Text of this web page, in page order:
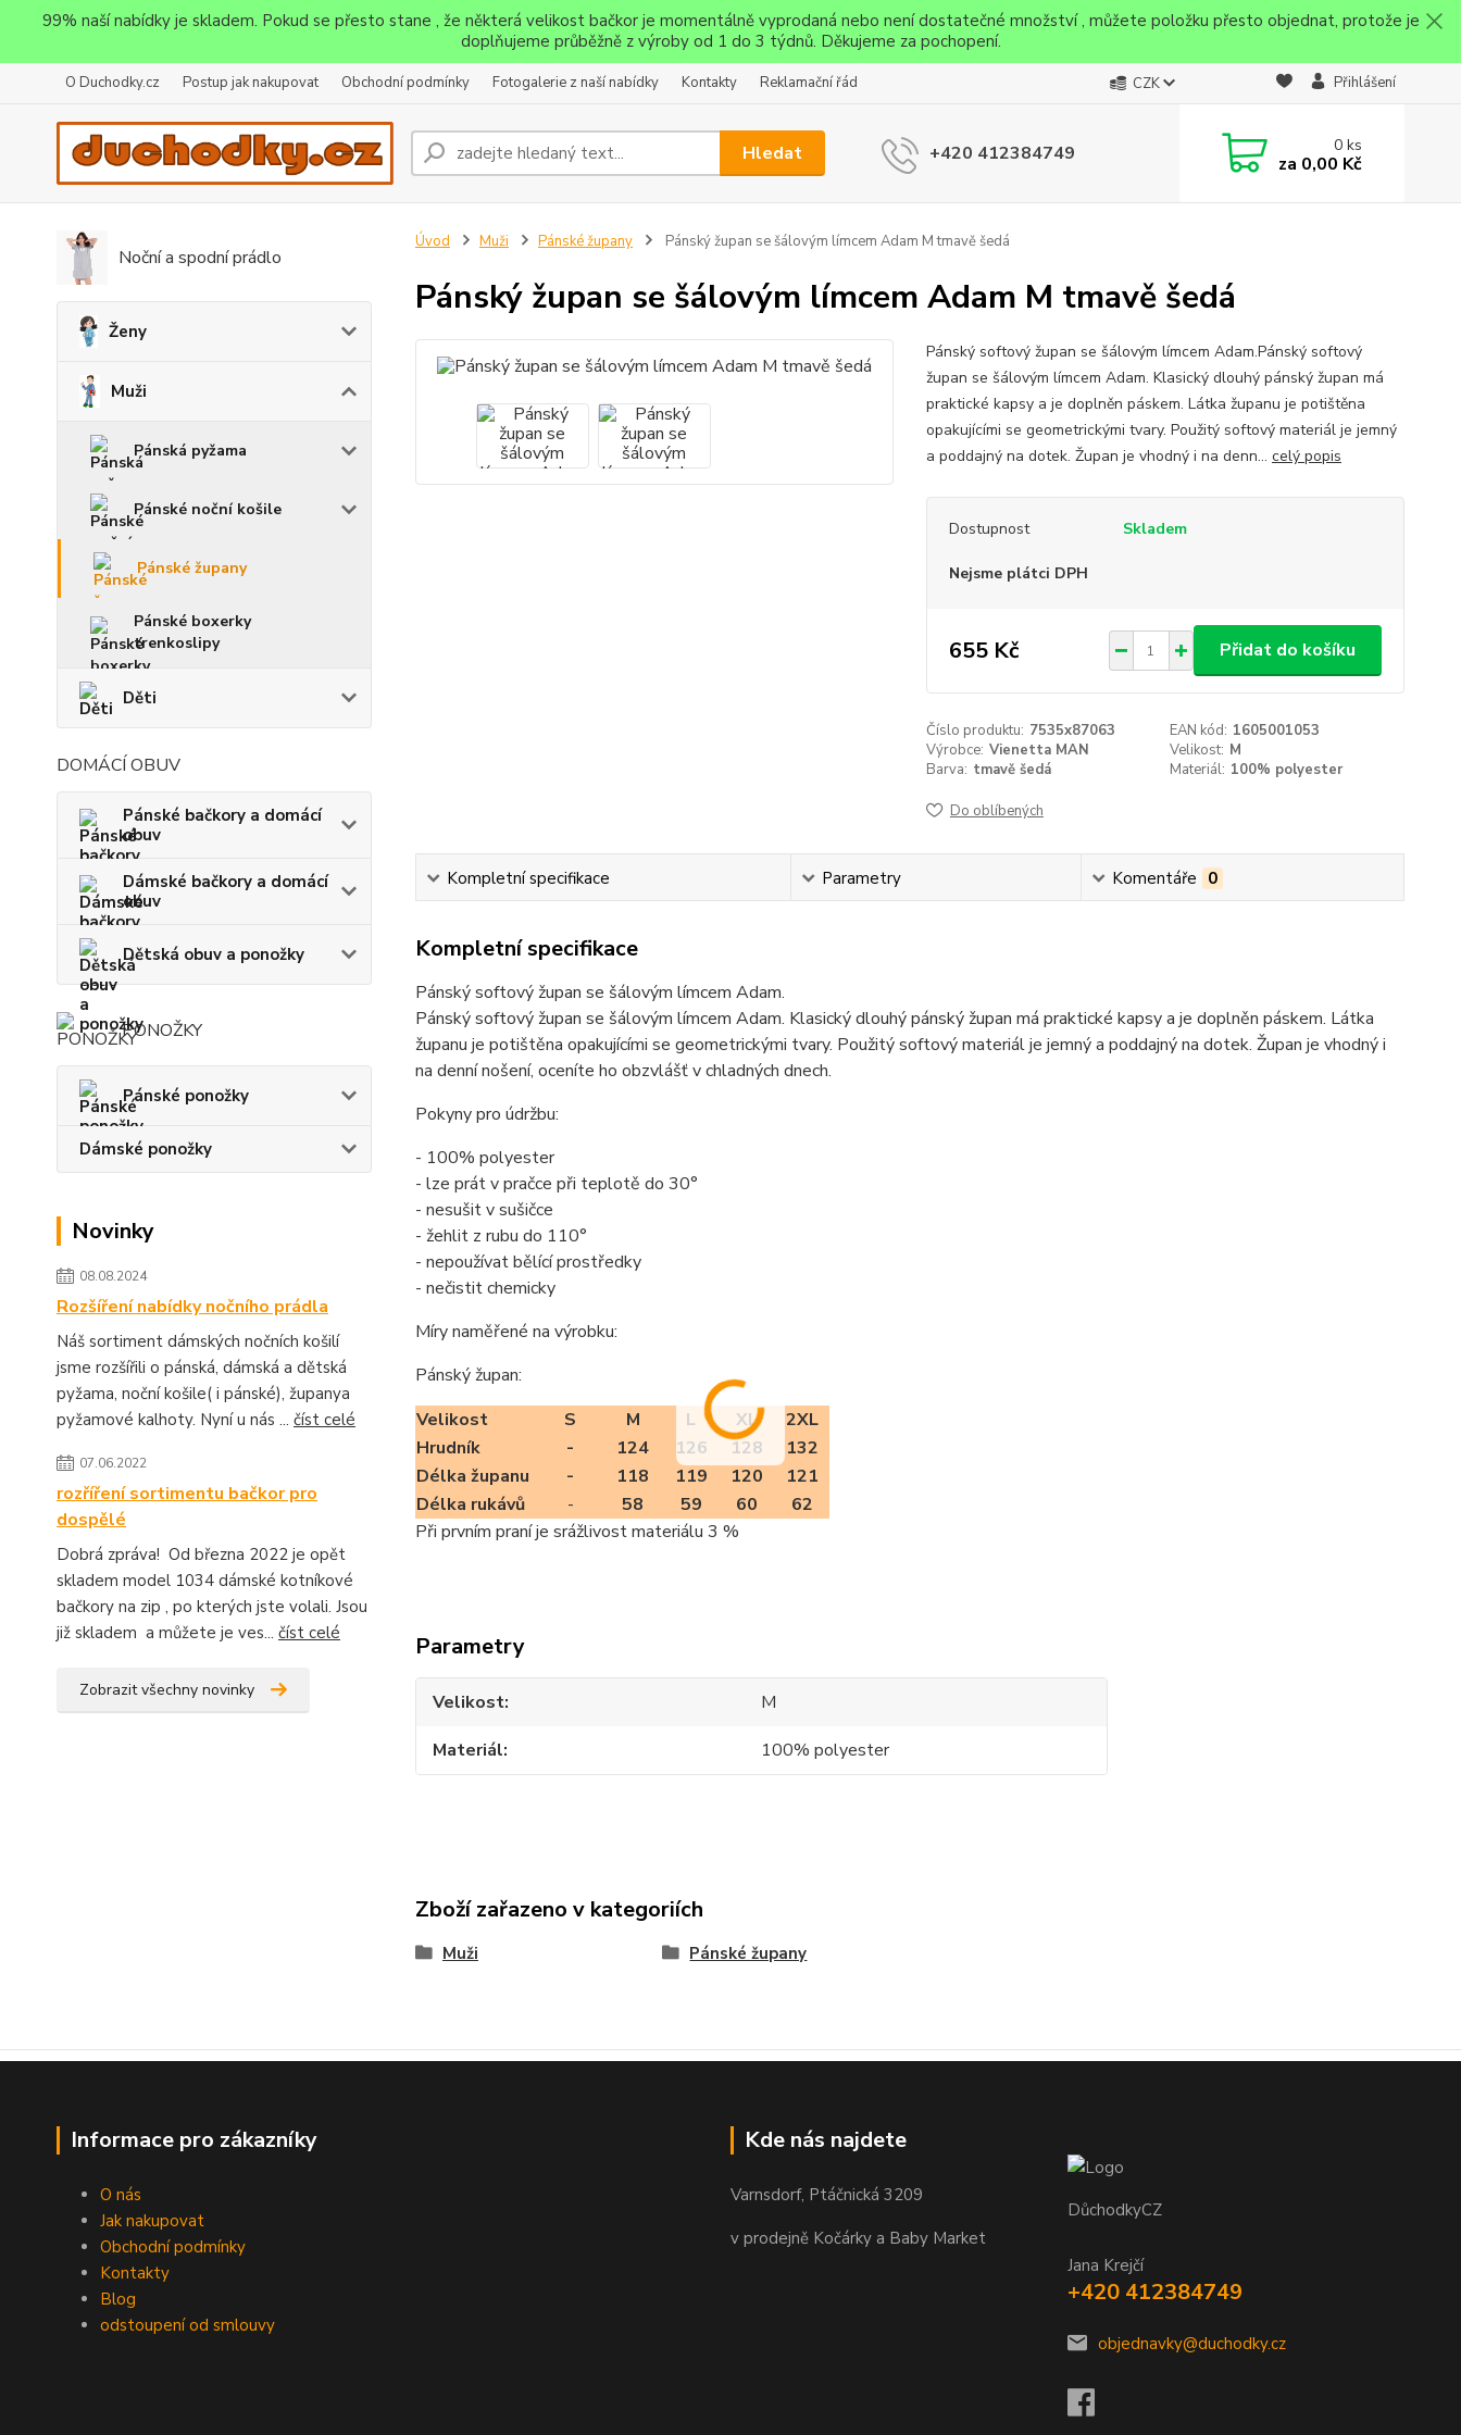
99% naší nabídky je skladem. Pokud se přesto stane , že některá velikost bačkor je momentálně vyprodaná nebo není dostatečné množství , můžete položku přesto objednat, protože je
doplňujeme průběžně z výroby od 1 do 3 týdnů. Děkujeme za pochopení.
O Duchodky.cz Postup jak nakupovat Obchodní podmínky Fotogalerie z naší nabídky Kontakty Reklamační řád CZK Přihlášení
Hledat +420 412384749 0ks
za 0,00 Kč
Noční a spodní prádlo
Ženy
Muži
Pánská pyžama
Pánské noční košile
Pánské župany
Pánské boxerky
trenkoslipy
Děti
DOMÁCÍ OBUV
Pánské bačkory a domácí
obuv
Dámské bačkory a domácí
obuv
Dětská obuv a ponožky
PONOŽKY
Pánské ponožky
Dámské ponožky
Novinky
08.08.2024
Rozšíření nabídky nočního prádla
Náš sortiment dámských nočních košilí
jsme rozšířili o pánská, dámská a dětská
pyžama, noční košile( i pánské), županya
pyžamové kalhoty. Nyní u nás ... číst celé
07.06.2022
rozříření sortimentu bačkor pro
dospělé
Dobrá zpráva! Od března 2022 je opět
skladem model 1034 dámské kotníkové
bačkory na zip , po kterých jste volali. Jsou
již skladem a můžete je ves... číst celé
Zobrazit všechny novinky
Úvod Muži Pánské župany Pánský župan se šálovým límcem Adam M tmavě šedá
Pánský župan se šálovým límcem Adam M tmavě šedá
Pánský softový župan se šálovým límcem Adam.Pánský softový
župan se šálovým límcem Adam. Klasický dlouhý pánský župan má
praktické kapsy a je doplněn páskem. Látka županu je potištěna
opakujícími se geometrickými tvary. Použitý softový materiál je jemný
a poddajný na dotek. Župan je vhodný i na denn... celý popis
Dostupnost Skladem
Nejsme plátci DPH
655 Kč Přidat do košíku
Číslo produktu: 7535x87063 EAN kód: 1605001053
Výrobce: Vienetta MAN Velikost: M
Barva: tmavě šedá Materiál: 100% polyester
Do oblíbených
Kompletní specifikace Parametry Komentáře 0
Kompletní specifikace
Pánský softový župan se šálovým límcem Adam.
Pánský softový župan se šálovým límcem Adam. Klasický dlouhý pánský župan má praktické kapsy a je doplněn páskem. Látka
županu je potištěna opakujícími se geometrickými tvary. Použitý softový materiál je jemný a poddajný na dotek. Župan je vhodný i
na denní nošení, oceníte ho obzvlášť v chladných dnech.
Pokyny pro údržbu:
- 100% polyester
- lze prát v pračce při teplotě do 30°
- nesušit v sušičce
- žehlit z rubu do 110°
- nepoužívat bělící prostředky
- nečistit chemicky
Míry naměřené na výrobku:
Pánský župan:
Velikost
S M L XL
2XL
Hrudník
- 124 126 128
132
Délka županu
- 118 119 120
121
Délka rukávů
- 58 59 60
62
Při prvním praní je srážlivost materiálu 3 %
Parametry
Velikost
M
Materiál
100% polyester
Zboží zařazeno v kategoriích
Muži Pánské župany
Informace pro zákazníky
O nás
Jak nakupovat
Obchodní podmínky
Kontakty
Blog
odstoupení od smlouvy
Kde nás najdete
Varnsdorf, Ptáčnická 3209
v prodejně Kočárky a Baby Market
DůchodkyCZ
Jana Krejčí
+420 412384749
objednavky@duchodky.cz